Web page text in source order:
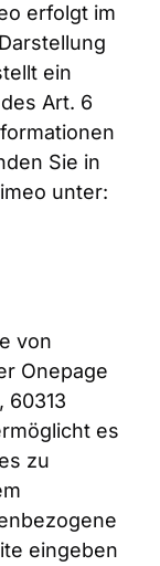
erfolgt im
ein
Art. 6
Sie in
unter:
von
Onepage
60313
es
zu
eingeben